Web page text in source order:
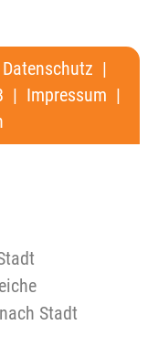
Datenschutz |
| Impressum |
Stadt